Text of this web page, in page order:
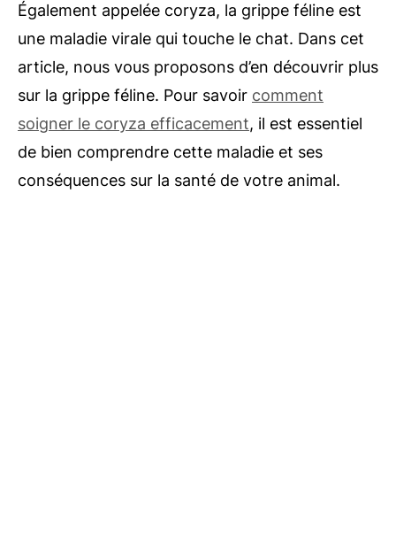
Également appelée coryza, la grippe féline est
une maladie virale qui touche le chat. Dans cet
article, nous vous proposons d’en découvrir plus
sur la grippe féline. Pour savoir comment
soigner le coryza efficacement, il est essentiel
de bien comprendre cette maladie et ses
conséquences sur la santé de votre animal.